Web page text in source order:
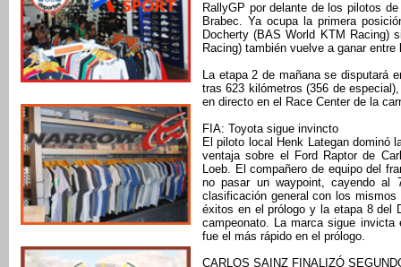
RallyGP por delante de los pilotos
Brabec. Ya ocupa la primera
Docherty (BAS World KTM Racing)
Racing) también vuelve a ganar entre
La etapa 2 de mañana se disputará
tras 623 kilómetros (356 de
en directo en el Race Center de la
FIA: Toyota sigue invincto
El piloto local Henk Lategan dominó
ventaja sobre el Ford Raptor de
Loeb. El compañero de equipo del
no pasar un waypoint, cayendo al
clasificación general con los
éxitos en el prólogo y la etapa 8 del
campeonato. La marca sigue
fue el más rápido en el prólogo.
CARLOS SAINZ FINALIZÓ